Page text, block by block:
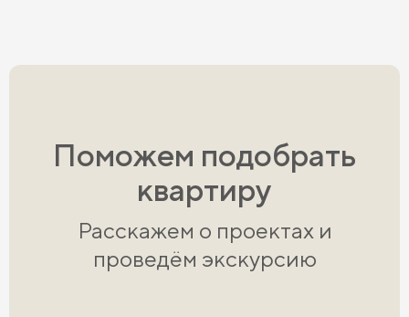
Поможем подобрать
квартиру
Расскажем о проектах и
проведём экскурсию